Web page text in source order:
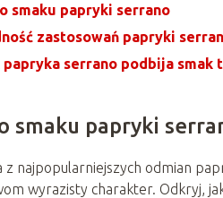
smaku papryki serrano
zastosowań papryki
papryka serrano podbija smak
smaku papryki
najpopularniejszych odmian
wyrazisty charakter. Odkryj,